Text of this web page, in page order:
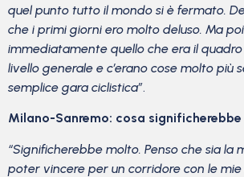
quel punto tutto il mondo si è fermato.
che i primi giorni ero molto deluso. Ma
immediatamente quello che era il
livello generale e c’erano cose molto più
semplice gara ciclistica”.
Milano-Sanremo: cosa
“Significherebbe molto. Penso che sia la
poter vincere per un corridore con le